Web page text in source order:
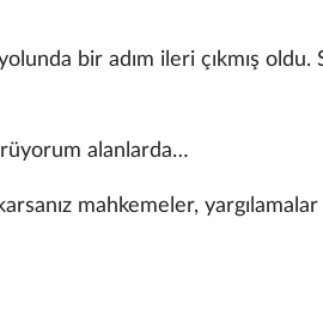
bir adım ileri çıkmış oldu.
alanlarda…
mahkemeler,